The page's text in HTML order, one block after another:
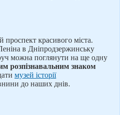
красивого міста.
в Дніпродзержинську
можна поглянути на ще одну
розпізнавальним знаком
музей історії
до наших днів.